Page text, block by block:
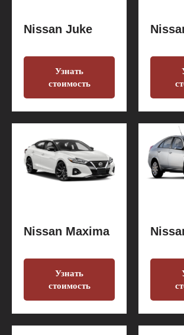
Nissan Juke
Узнать
стоимость
Nissan Maxima
Узнать
стоимость